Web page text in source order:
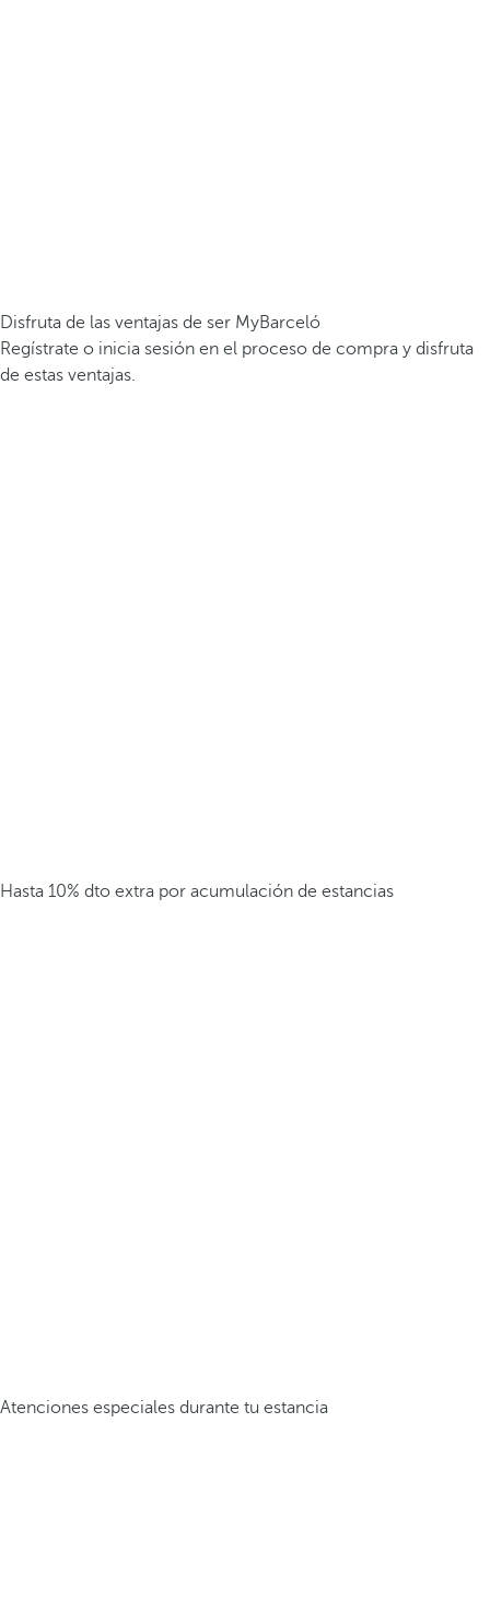
Disfruta de las ventajas de ser MyBarceló
Regístrate o inicia sesión en el proceso de compra y disfruta
de estas ventajas.
Hasta 10% dto extra por acumulación de estancias
Atenciones especiales durante tu estancia